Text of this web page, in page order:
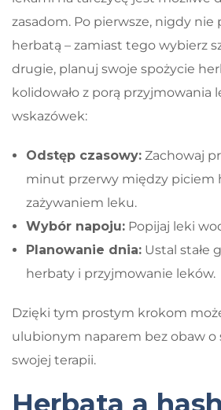
zasadom. Po pierwsze, nigdy nie
herbatą – zamiast tego wybierz
drugie, planuj swoje spożycie
kolidowało z porą przyjmowania
wskazówek:
Odstęp czasowy: Zachowaj
minut przerwy między piciem
zażywaniem leku.
Wybór napoju: Popijaj leki
Planowanie dnia: Ustal stałe
herbaty i przyjmowanie leków.
Dzięki tym prostym krokom
ulubionym naparem bez obaw o
swojej terapii.